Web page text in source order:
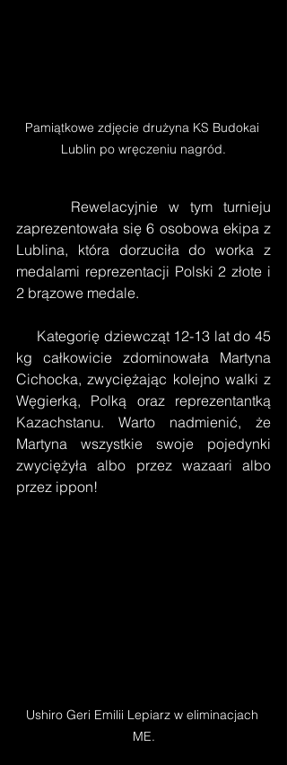
Pamiątkowe zdjęcie drużyna KS Budokai
Lublin po wręczeniu nagród.
Rewelacyjnie w tym turnieju
zaprezentowała się 6 osobowa ekipa z
Lublina, która dorzuciła do worka z
medalami reprezentacji Polski 2 złote i
2 brązowe medale.
kg całkowicie zdominowała Martyna
Cichocka, zwyciężając kolejno walki z
Węgierką, Polką oraz reprezentantką
Kazachstanu. Warto nadmienić, że
Martyna wszystkie swoje pojedynki
zwyciężyła albo przez wazaari albo
przez ippon!
Ushiro Geri Emilii Lepiarz w eliminacjach
ME.